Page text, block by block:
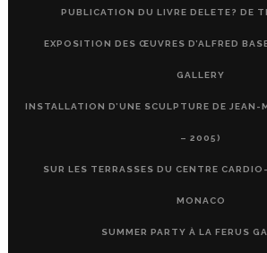
PUBLICATION DU LIVRE DELETE? DE
EXPOSITION DES ŒUVRES D’ALFRED
GALLERY
INSTALLATION D’UNE SCULPTURE DE
– 2005)
SUR LES TERRASSES DU CENTRE
MONACO
SUMMER PARTY À LA FERUS